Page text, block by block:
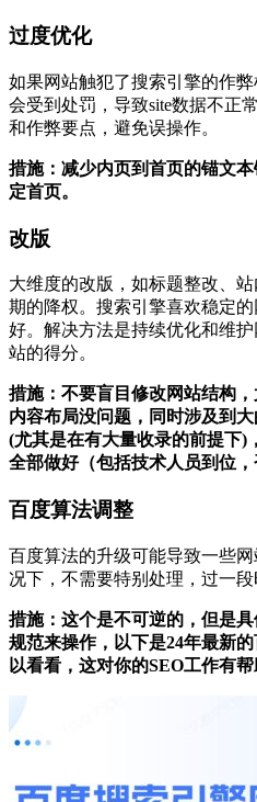
过度优化
如果网站触犯了搜索引擎的作
会受到处罚，‌导致site数据不正
和作弊要点，‌避免误操作。‌
措施：减少内页到首页的锚文
定首页。
改版
大维度的改版，‌如标题整改、‌
期的降权。‌搜索引擎喜欢稳定
好。‌解决方法是持续优化和维
站的得分。‌
措施：不要盲目修改网站结构
内容布局没问题，同时涉及到
(尤其是在有大量收录的前提下)
全部做好（包括技术人员到位，
百度算法调整
百度算法的升级可能导致一些
况下，‌不需要特别处理，‌过一段
措施：这个是不可逆的，但是
规范来操作，以下是24年最新
以看看，这对你的SEO工作有帮